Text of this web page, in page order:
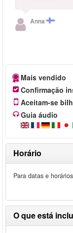
Anna
Mais vendido
Confirmação
Aceitam-se
Guia áudio
Horário
Para datas e
O que está